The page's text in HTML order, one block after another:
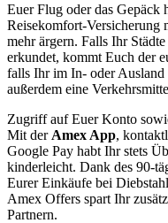
Euer Flug oder das Gepäck
Reisekomfort-Versicherung
mehr ärgern. Falls Ihr
erkundet, kommt Euch der
falls Ihr im In- oder Ausland
außerdem eine
Zugriff auf Euer Konto
Mit der Amex App,
Google Pay habt Ihr stets
kinderleicht. Dank des 90-
Eurer Einkäufe bei
Amex Offers spart Ihr
Partnern.